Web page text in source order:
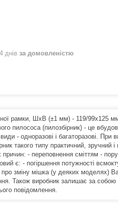
днів за домовленістю
рамки, ШхВ (±1 мм) - 119/99х125
пилососа (пилозбірник) - це
- одноразові і багаторазові. При
такого типу практичний, зручний
- переповнення сміттям -
є: - погіршення потужності
про зміну мішка (у деяких моделях)
Також виробник залишає за
повідомлення.